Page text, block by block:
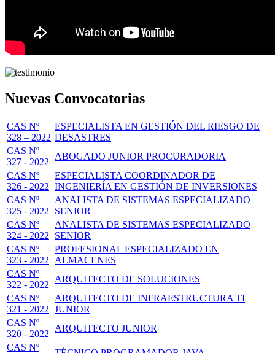
Nuevas Convocatorias
CAS Nº
328 – 2022
ESPECIALISTA EN GESTIÓN DEL RIESGO DE
DESASTRES
CAS Nº
327 - 2022
ABOGADO JUNIOR PROCURADORIA
CAS Nº
326 - 2022
ESPECIALISTA COORDINADOR DE
INGENIERÍA EN GESTIÓN DE INVERSIONES
CAS Nº
325 - 2022
ANALISTA DE SISTEMAS ESPECIALIZADO
SENIOR
CAS Nº
324 - 2022
ANALISTA DE SISTEMAS ESPECIALIZADO
SENIOR
CAS Nº
323 - 2022
PROFESIONAL ESPECIALIZADO EN
ALMACENES
CAS Nº
322 - 2022
ARQUITECTO DE SOLUCIONES
CAS Nº
321 - 2022
ARQUITECTO DE INFRAESTRUCTURA TI
JUNIOR
CAS Nº
320 - 2022
ARQUITECTO JUNIOR
CAS Nº